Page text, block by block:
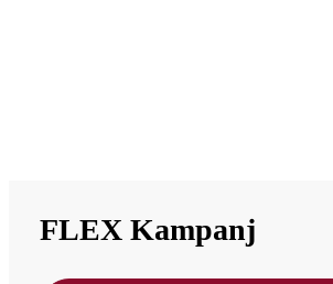
FLEX Kampanj